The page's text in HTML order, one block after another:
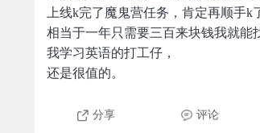
上线k完了魔鬼营任务，肯定再顺手k
相当于一年只需要三百来块钱我就能
我学习英语的打工仔，
还是很值的。
分享 评论